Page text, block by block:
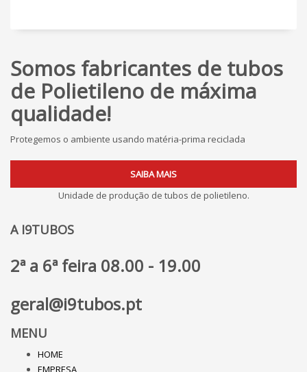
Somos fabricantes de tubos
de Polietileno de máxima
qualidade!
Protegemos o ambiente usando matéria-prima reciclada
SAIBA MAIS
Unidade de produção de tubos de polietileno.
A I9TUBOS
2ª a 6ª feira 08.00 - 19.00
geral@i9tubos.pt
MENU
HOME
EMPRESA